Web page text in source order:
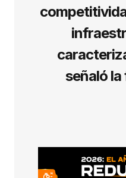
señaló